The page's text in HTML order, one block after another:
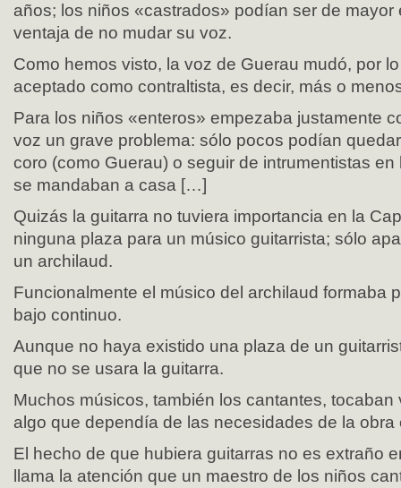
años; los niños «castrados» podían ser de mayor
ventaja de no mudar su voz.
Como hemos visto, la voz de Guerau mudó, por
aceptado como contraltista, es decir, más o
Para los niños «enteros» empezaba justamente
voz un grave problema: sólo pocos podían
coro (como Guerau) o seguir de intrumentistas en
se mandaban a casa […]
Quizás la guitarra no tuviera importancia en la
ninguna plaza para un músico guitarrista; sólo
un archilaud.
Funcionalmente el músico del archilaud formaba
bajo continuo.
Aunque no haya existido una plaza de un
que no se usara la guitarra.
Muchos músicos, también los cantantes, tocaban
algo que dependía de las necesidades de la obra
El hecho de que hubiera guitarras no es extraño
llama la atención que un maestro de los niños